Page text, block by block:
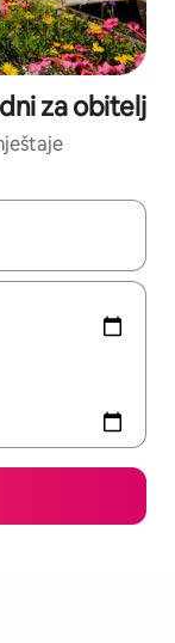
za obitelj
pregledati